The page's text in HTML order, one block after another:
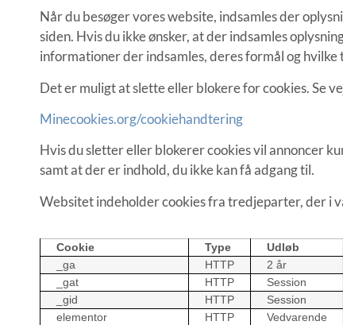
Når du besøger vores website, indsamles der
siden. Hvis du ikke ønsker, at der indsamles
informationer der indsamles, deres formål og
Det er muligt at slette eller blokere for cookies. Se
Minecookies.org/cookiehandtering
Hvis du sletter eller blokerer cookies vil annoncer
samt at der er indhold, du ikke kan få adgang til.
Websitet indeholder cookies fra tredjeparter, der i
Cookie Type Udløb
_ga
HTTP 2 år
_gat
HTTP Session
_gid
HTTP Session
elementor
HTTP Vedvarende